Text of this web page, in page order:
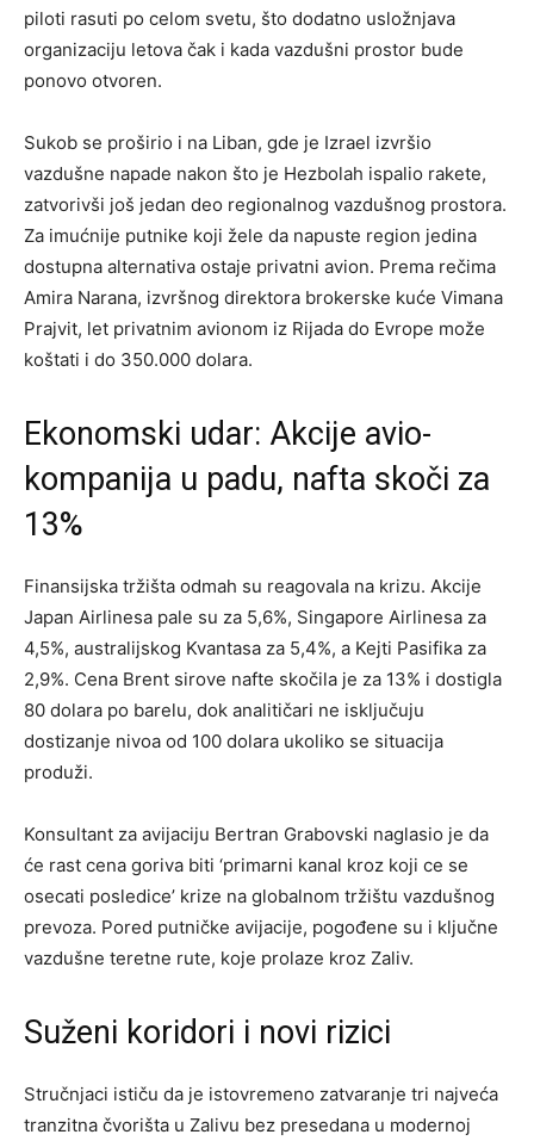
piloti rasuti po celom svetu, što dodatno usložnjava
organizaciju letova čak i kada vazdušni prostor bude
ponovo otvoren.
Sukob se proširio i na Liban, gde je Izrael izvršio
vazdušne napade nakon što je Hezbolah ispalio rakete,
zatvorivši još jedan deo regionalnog vazdušnog prostora.
Za imućnije putnike koji žele da napuste region jedina
dostupna alternativa ostaje privatni avion. Prema rečima
Amira Narana, izvršnog direktora brokerske kuće Vimana
Prajvit, let privatnim avionom iz Rijada do Evrope može
koštati i do 350.000 dolara.
Ekonomski udar: Akcije avio-
kompanija u padu, nafta skoči za
13%
Finansijska tržišta odmah su reagovala na krizu. Akcije
Japan Airlinesa pale su za 5,6%, Singapore Airlinesa za
4,5%, australijskog Kvantasa za 5,4%, a Kejti Pasifika za
2,9%. Cena Brent sirove nafte skočila je za 13% i dostigla
80 dolara po barelu, dok analitičari ne isključuju
dostizanje nivoa od 100 dolara ukoliko se situacija
produži.
Konsultant za avijaciju Bertran Grabovski naglasio je da
će rast cena goriva biti ‘primarni kanal kroz koji ce se
osecati posledice’ krize na globalnom tržištu vazdušnog
prevoza. Pored putničke avijacije, pogođene su i ključne
vazdušne teretne rute, koje prolaze kroz Zaliv.
Suženi koridori i novi rizici
Stručnjaci ističu da je istovremeno zatvaranje tri najveća
tranzitna čvorišta u Zalivu bez presedana u modernoj